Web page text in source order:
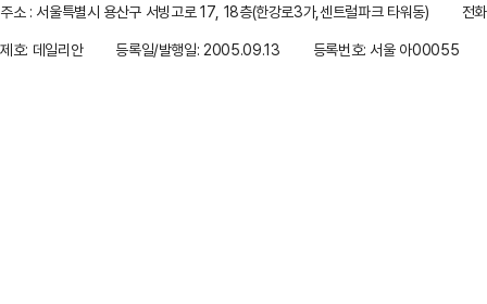
주소 : 서울특별시 용산구 서빙고로 17, 18층(한강로3가,센트럴파크 타워동)
전
제호: 데일리안
등록일/발행일: 2005.09.13 등록번호: 서울 아00055